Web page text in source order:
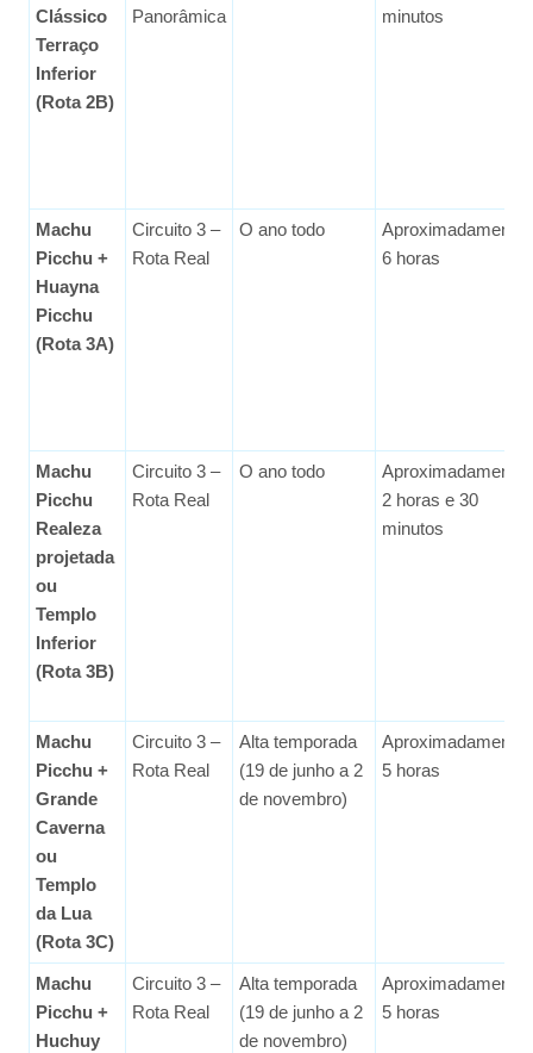
Clássico
Terraço
Inferior
(Rota 2B)
Panorâmica
minutos
Machu
Picchu +
Huayna
Picchu
(Rota 3A)
Circuito 3 –
Rota Real
O ano todo
Aproximadamente
6 horas
Machu
Picchu
Realeza
projetada
ou
Templo
Inferior
(Rota 3B)
Circuito 3 –
Rota Real
O ano todo
Aproximadamente
2 horas e 30
minutos
Machu
Picchu +
Grande
Caverna
ou
Templo
da Lua
(Rota 3C)
Circuito 3 –
Rota Real
Alta temporada
(19 de junho a 2
de novembro)
Aproximadamente
5 horas
Machu
Picchu +
Huchuy
Circuito 3 –
Rota Real
Alta temporada
(19 de junho a 2
de novembro)
Aproximadamente
5 horas